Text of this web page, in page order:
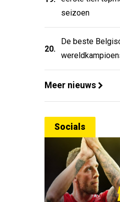
seizoen
20.
De beste
Meer nieuws
Socials